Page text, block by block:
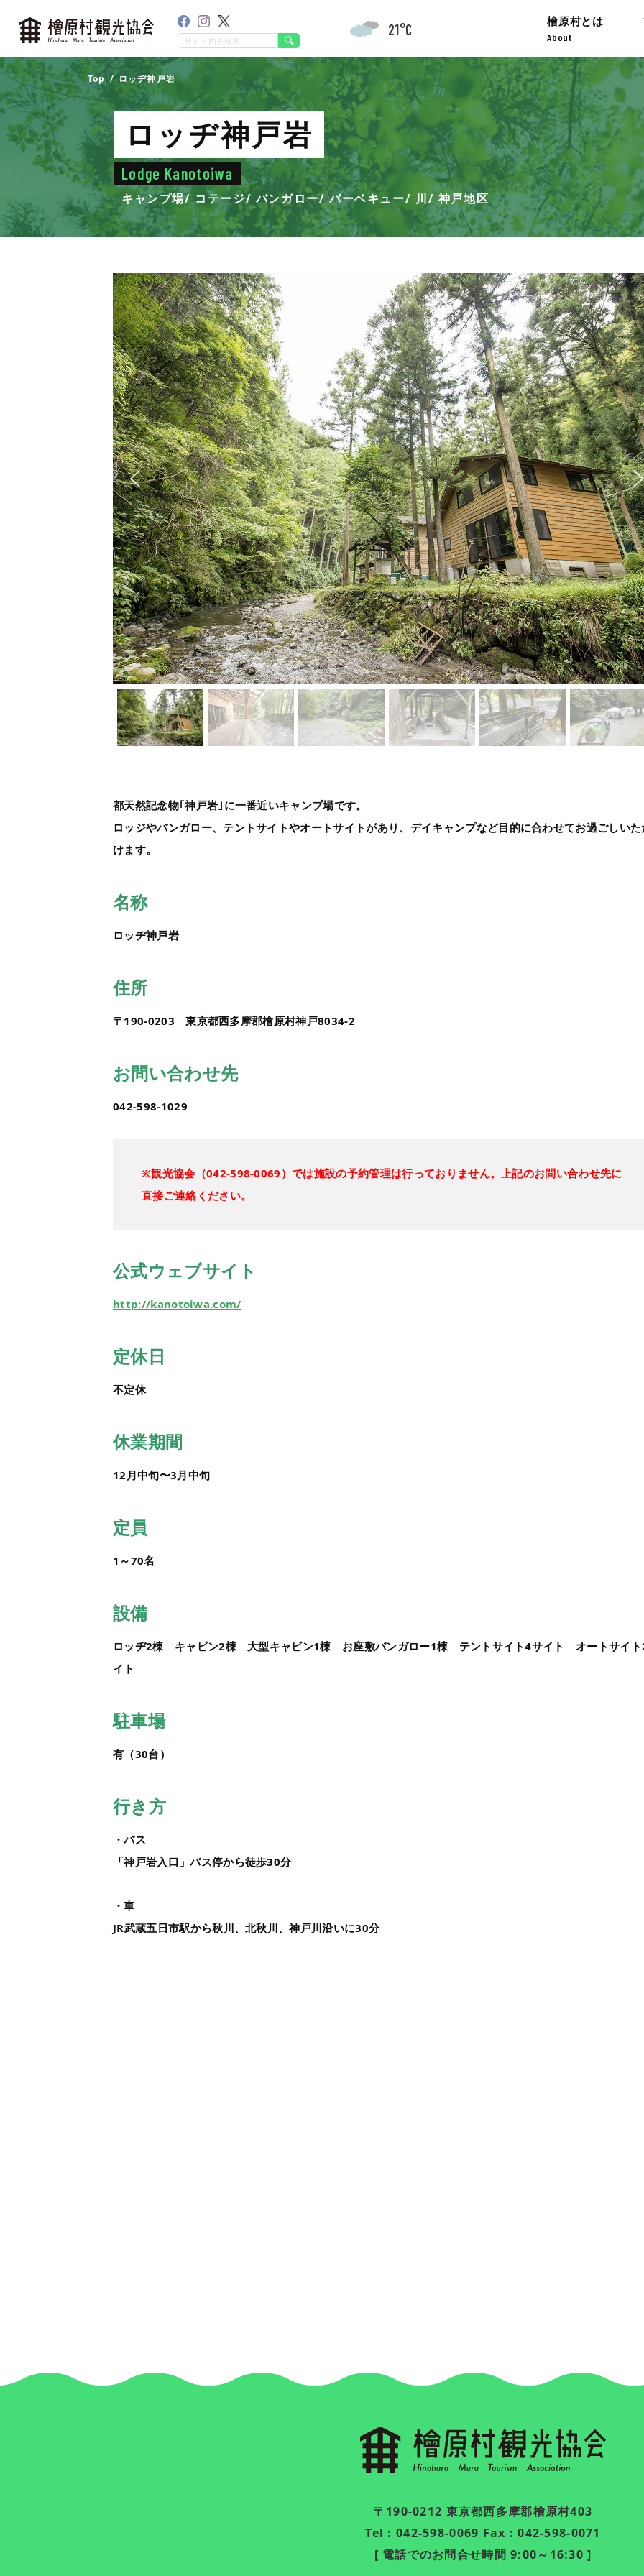
21°C
檜原村とは
About
Top ロッヂ神戸岩
ロッヂ神戸岩
Lodge Kanotoiwa
キャンプ場 コテージ バンガロー バーベキュー 川 神戸地区
都天然記念物｢神戸岩｣に一番近いキャンプ場です。
ロッジやバンガロー、テントサイトやオートサイトがあり、デイキャンプなど目的に合わせてお過ごしいた
けます。
名称
ロッヂ神戸岩
住所
〒190-0203 東京都西多摩郡檜原村神戸8034-2
お問い合わせ先
042-598-1029
※観光協会（042-598-0069）では施設の予約管理は行っておりません。上記のお問い合わせ先に
直接ご連絡ください。
公式ウェブサイト
http://kanotoiwa.com/
定休日
不定休
休業期間
12月中旬〜3月中旬
定員
1～70名
設備
ロッヂ2棟 キャビン2棟 大型キャビン1棟 お座敷バンガロー1棟 テントサイト4サイト オートサイト
イト
駐車場
有（30台）
行き方
・バス
「神戸岩入口」バス停から徒歩30分
・車
JR武蔵五日市駅から秋川、北秋川、神戸川沿いに30分
〒190-0212 東京都西多摩郡檜原村403
Tel : 042-598-0069 Fax : 042-598-0071
[ 電話でのお問合せ時間 9:00～16:30 ]